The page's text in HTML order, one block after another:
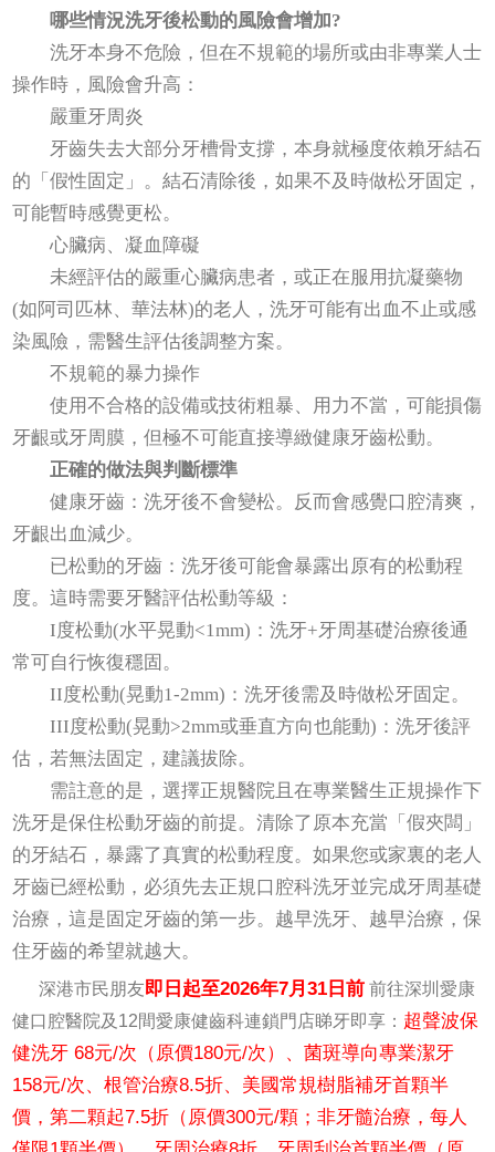
哪些情況洗牙後松動的風險會增加?
洗牙本身不危險，但在不規範的場所或由非專業人士
操作時，風險會升高：
嚴重牙周炎
牙齒失去大部分牙槽骨支撐，本身就極度依賴牙結石
的「假性固定」。結石清除後，如果不及時做松牙固定，
可能暫時感覺更松。
心臟病、凝血障礙
未經評估的嚴重心臟病患者，或正在服用抗凝藥物
(如阿司匹林、華法林)的老人，洗牙可能有出血不止或感
染風險，需醫生評估後調整方案。
不規範的暴力操作
使用不合格的設備或技術粗暴、用力不當，可能損傷
牙齦或牙周膜，但極不可能直接導緻健康牙齒松動。
正確的做法與判斷標準
健康牙齒：洗牙後不會變松。反而會感覺口腔清爽，
牙齦出血減少。
已松動的牙齒：洗牙後可能會暴露出原有的松動程
度。這時需要牙醫評估松動等級：
I度松動(水平晃動<1mm)：洗牙+牙周基礎治療後通
常可自行恢復穩固。
II度松動(晃動1-2mm)：洗牙後需及時做松牙固定。
III度松動(晃動>2mm或垂直方向也能動)：洗牙後評
估，若無法固定，建議拔除。
需註意的是，選擇正規醫院且在專業醫生正規操作下
洗牙是保住松動牙齒的前提。清除了原本充當「假夾闆」
的牙結石，暴露了真實的松動程度。如果您或家裏的老人
牙齒已經松動，必須先去正規口腔科洗牙並完成牙周基礎
治療，這是固定牙齒的第一步。越早洗牙、越早治療，保
住牙齒的希望就越大。
深港市民朋友即日起至2026年7月31日前 前往深圳愛康
健口腔醫院及12間愛康健齒科連鎖門店睇牙即享： 超聲波保
健洗牙 68元/次（原價180元/次）、菌斑導向專業潔牙
158元/次、根管治療8.5折、美國常規樹脂補牙首顆半
價，第二顆起7.5折（原價300元/顆；非牙髓治療，每人